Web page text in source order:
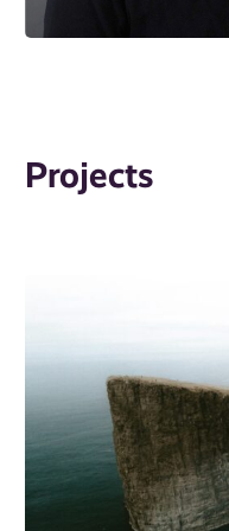
Projects